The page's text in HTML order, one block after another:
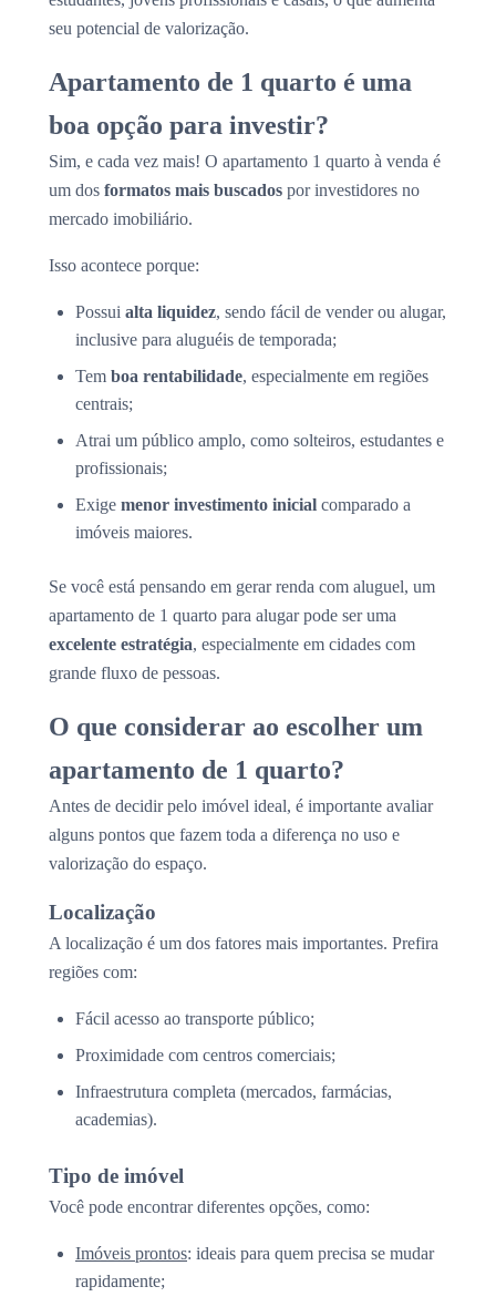
seu potencial de valorização.
Apartamento de 1 quarto é uma
boa opção para investir?
Sim, e cada vez mais! O apartamento 1 quarto à venda é
um dos formatos mais buscados por investidores no
mercado imobiliário.
Isso acontece porque:
Possui alta liquidez, sendo fácil de vender ou alugar,
inclusive para aluguéis de temporada;
Tem boa rentabilidade, especialmente em regiões
centrais;
Atrai um público amplo, como solteiros, estudantes e
profissionais;
Exige menor investimento inicial comparado a
imóveis maiores.
Se você está pensando em gerar renda com aluguel, um
apartamento de 1 quarto para alugar pode ser uma
excelente estratégia, especialmente em cidades com
grande fluxo de pessoas.
O que considerar ao escolher um
apartamento de 1 quarto?
Antes de decidir pelo imóvel ideal, é importante avaliar
alguns pontos que fazem toda a diferença no uso e
valorização do espaço.
Localização
A localização é um dos fatores mais importantes. Prefira
regiões com:
Fácil acesso ao transporte público;
Proximidade com centros comerciais;
Infraestrutura completa (mercados, farmácias,
academias).
Tipo de imóvel
Você pode encontrar diferentes opções, como:
Imóveis prontos: ideais para quem precisa se mudar
rapidamente;